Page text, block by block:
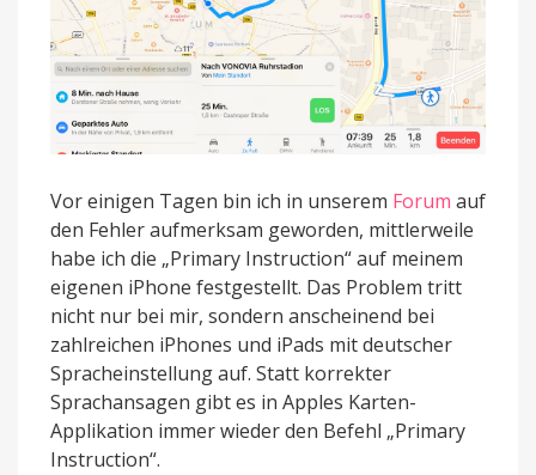
Vor einigen Tagen bin ich in unserem Forum auf
den Fehler aufmerksam geworden, mittlerweile
habe ich die „Primary Instruction“ auf meinem
eigenen iPhone festgestellt. Das Problem tritt
nicht nur bei mir, sondern anscheinend bei
zahlreichen iPhones und iPads mit deutscher
Spracheinstellung auf. Statt korrekter
Sprachansagen gibt es in Apples Karten-
Applikation immer wieder den Befehl „Primary
Instruction“.